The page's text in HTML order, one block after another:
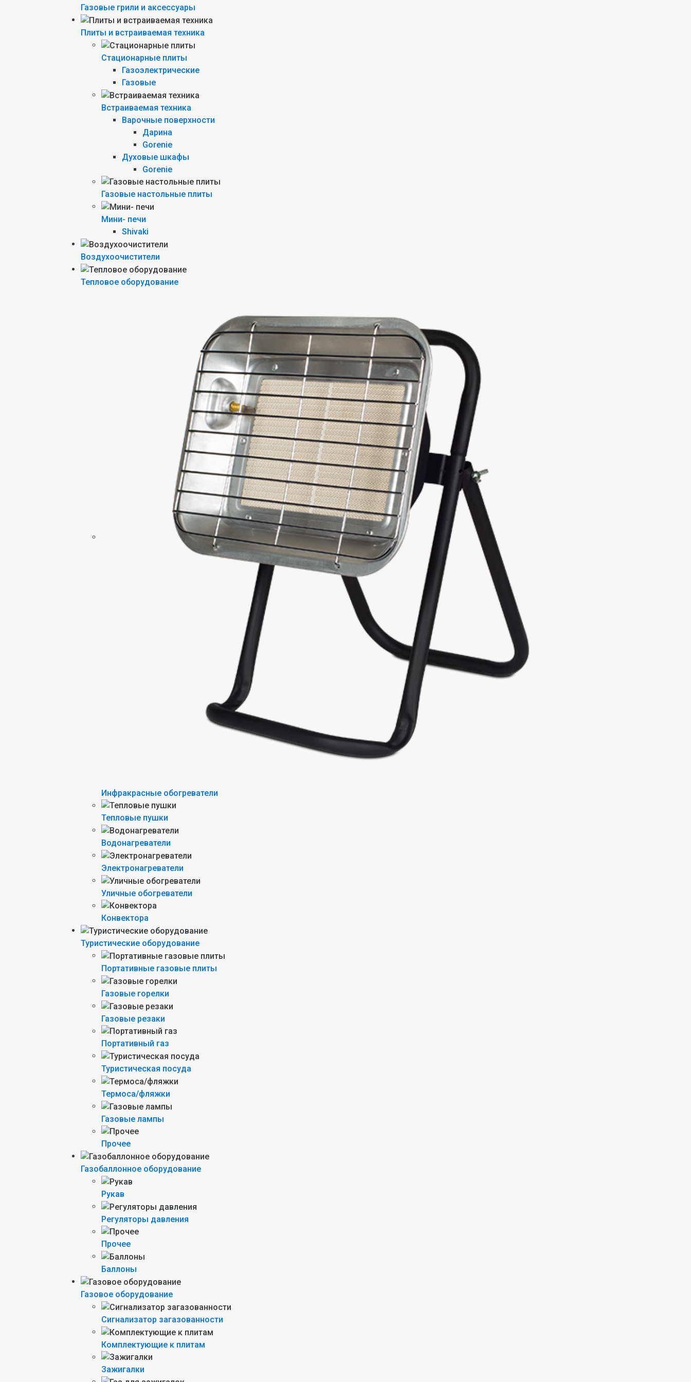
Газовые грили и аксессуары
Плиты и встраиваемая техника
Стационарные плиты
Газоэлектрические
Газовые
Встраиваемая техника
Варочные поверхности
Дарина
Gorenie
Духовые шкафы
Gorenie
Газовые настольные плиты
Мини- печи
Shivaki
Воздухоочистители
Тепловое оборудование
Инфракрасные обогреватели
Тепловые пушки
Водонагреватели
Электронагреватели
Уличные обогреватели
Конвектора
Туристические оборудование
Портативные газовые плиты
Газовые горелки
Газовые резаки
Портативный газ
Туристическая посуда
Термоса/фляжки
Газовые лампы
Прочее
Газобаллонное оборудование
Рукав
Регуляторы давления
Прочее
Баллоны
Газовое оборудование
Сигнализатор загазованности
Комплектующие к плитам
Зажигалки